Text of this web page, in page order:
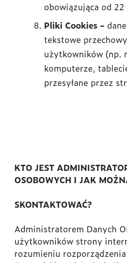
obowiązująca od
Pliki Cookies –
tekstowe
użytkowników (np.
komputerze,
przesyłane przez
KTO JEST
OSOBOWYCH I JAK
SKONTAKTOWAĆ?
Administratorem Danych
użytkowników strony
rozumieniu